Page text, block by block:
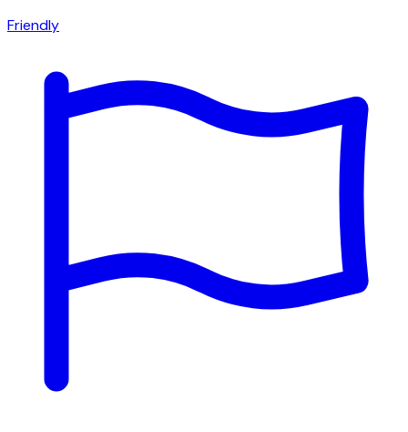
Friendly